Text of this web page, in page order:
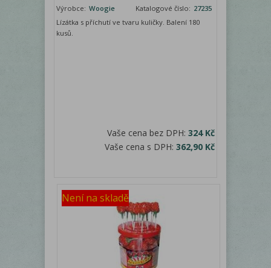
Výrobce: Woogie Katalogové číslo: 27235
Lízátka s příchutí ve tvaru kuličky. Balení 180
kusů.
Vaše cena bez DPH: 324 Kč
Vaše cena s DPH: 362,90 Kč
Není na skladě